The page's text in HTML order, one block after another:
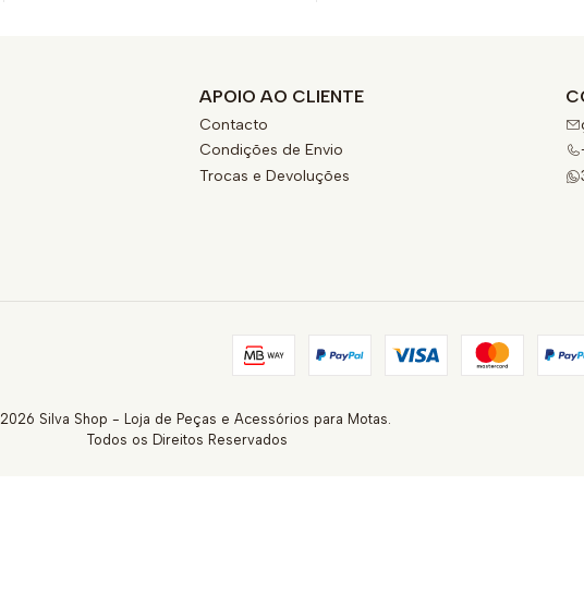
APOIO AO CLIENTE
Contacto
Condições de Envio
Trocas e Devoluções
2026 Silva Shop - Loja de Peças e Acessórios para Motas.
Todos os Direitos Reservados